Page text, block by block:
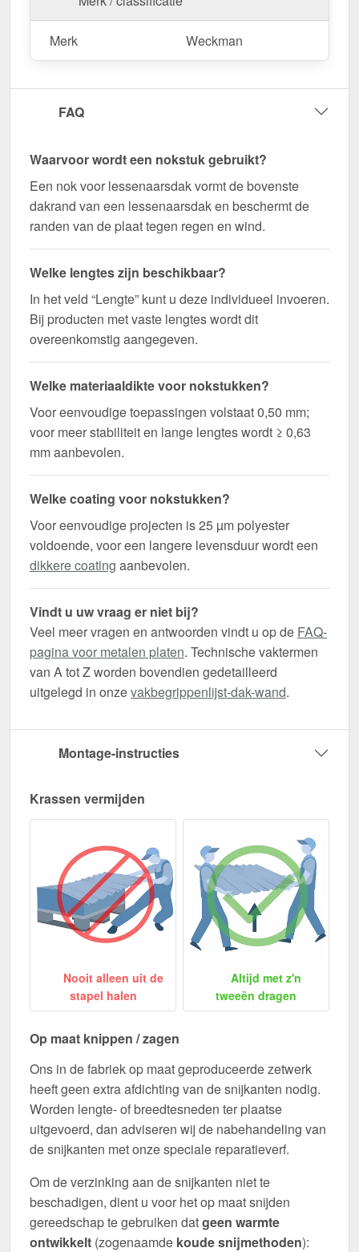
deze te zagen.
Bestel nu Nok lessenaarsdak | 11,5 x 11,5 cm |
& snel geleverd!
Duurzaam, weerbestendig, op maat gemaakt - bestel
Wegens maatwerk / customisatie van herroepingsrecht uitgezonderd
Merk Weckman
FAQ
Waarvoor wordt een nokstuk gebruikt?
Een nok voor lessenaarsdak vormt de bovenste
dakrand van een lessenaarsdak en beschermt de
randen van de plaat tegen regen en wind.
Welke lengtes zijn beschikbaar?
In het veld “Lengte” kunt u deze individueel invoeren.
Bij producten met vaste lengtes wordt dit
overeenkomstig aangegeven.
Welke materiaaldikte voor nokstukken?
Voor eenvoudige toepassingen volstaat 0,50 mm;
voor meer stabiliteit en lange lengtes wordt ≥ 0,63
mm aanbevolen.
Welke coating voor nokstukken?
Voor eenvoudige projecten is 25 µm polyester
voldoende, voor een langere levensduur wordt een
dikkere coating aanbevolen.
Vindt u uw vraag er niet bij?
Veel meer vragen en antwoorden vindt u op de FAQ-
pagina voor metalen platen. Technische vaktermen
van A tot Z worden bovendien gedetailleerd
uitgelegd in onzevakbegrippenlijst-dak-wand.
Montage-instructies
Krassen vermijden
Nooit alleen uit de
stapel halen
Altijd met z'n
tweeën dragen
Op maat knippen / zagen
Ons in de fabriek op maat geproduceerde zetwerk
heeft geen extra afdichting van de snijkanten nodig.
Worden lengte- of breedtesneden ter plaatse
uitgevoerd, dan adviseren wij de nabehandeling van
de snijkanten met onze speciale reparatieverf.
Om de verzinking aan de snijkanten niet te
beschadigen, dient u voor het op maat snijden
gereedschap te gebruiken datgeen warmte
ontwikkelt (zogenaamde koude snijmethoden):